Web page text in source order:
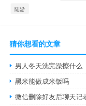
陆游
猜你想看的文章
男人冬天洗完澡擦什么
黑米能做成米饭吗